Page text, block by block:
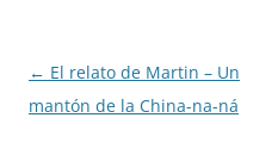
Navegación
de
← El relato de Martin – Un
mantón de la China-na-ná